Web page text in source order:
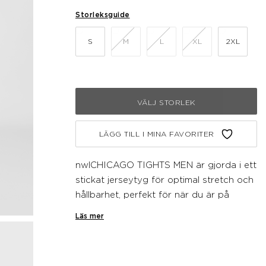
Storleksguide
S M L XL 2XL
VÄLJ STORLEK
LÄGG TILL I MINA FAVORITER
nwlCHICAGO TIGHTS MEN är gjorda i ett
stickat jerseytyg för optimal stretch och
hållbarhet, perfekt för när du är på
Läs mer